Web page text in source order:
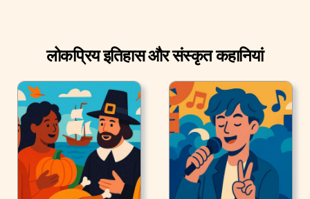
लोकप्रिय इतिहास और संस्कृत कहानियां